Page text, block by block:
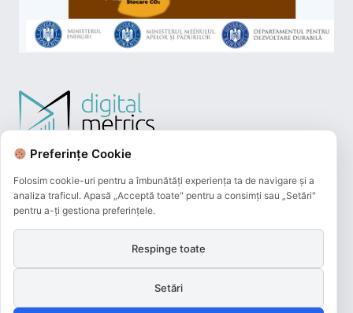
Plățile online efectuate pe acest site
sunt procesate de către Netopia Payments
și beneficiază de 3D-Secure.
Preferințe Cookie
Folosim cookie-uri pentru a îmbunătăți experiența ta de navigare și a
analiza traficul. Apasă „Acceptă toate" pentru a consimți sau „Setări"
pentru a-ți gestiona preferințele.
Respinge toate
Setări